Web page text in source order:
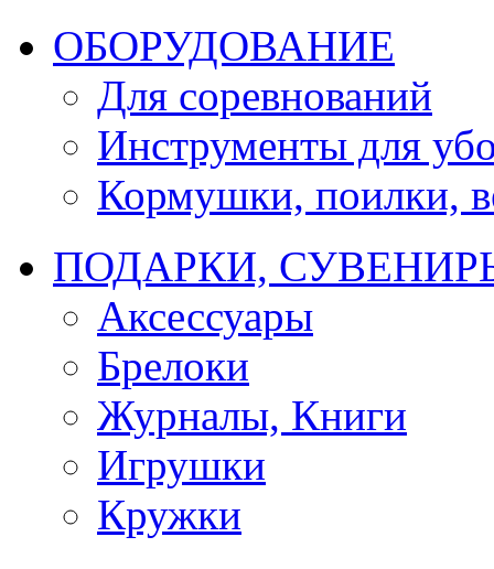
ОБОРУДОВАНИЕ
Для соревнований
Инструменты для
Кормушки, поилки,
ПОДАРКИ,
Аксессуары
Брелоки
Журналы, Книги
Игрушки
Кружки